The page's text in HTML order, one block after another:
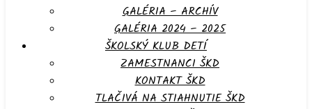
GALÉRIA – ARCHÍV
GALÉRIA 2024 – 2025
ŠKOLSKÝ KLUB DETÍ
ZAMESTNANCI ŠKD
KONTAKT ŠKD
TLAČIVÁ NA STIAHNUTIE ŠKD